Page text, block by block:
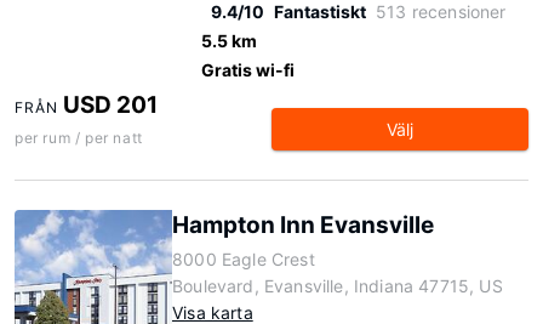
9.4/10 Fantastiskt 513 recensioner
5.5 km
Gratis wi-fi
FRÅN USD 201
per rum / per natt Välj
Hampton Inn Evansville
8000 Eagle Crest
Boulevard, Evansville, Indiana 47715, US
Visa karta